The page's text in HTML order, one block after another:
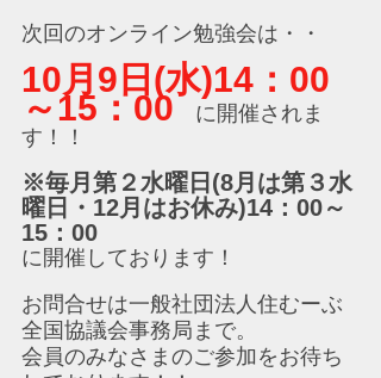
次回のオンライン勉強会は・・
10月9日(水)14：00
～15：00 に開催されま
す！！
※毎月第２水曜日(8月は第３水
曜日・12月はお休み)14：00～
15：00
に開催しております！
お問合せは一般社団法人住むーぶ
全国協議会事務局まで。
会員のみなさまのご参加をお待ち